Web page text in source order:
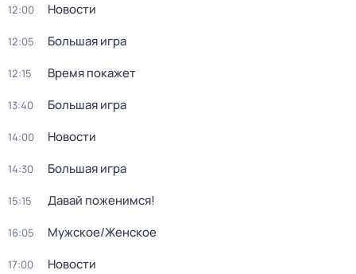
12:00 Новости
12:05 Большая игра
12:15 Время покажет
13:40 Большая игра
14:00 Новости
14:30 Большая игра
15:15 Давай поженимся!
16:05 Мужское/Женское
17:00 Новости